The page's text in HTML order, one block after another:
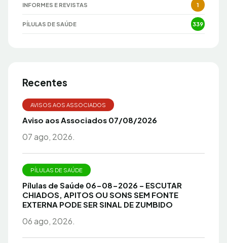
INFORMES E REVISTAS 1
PÍLULAS DE SAÚDE 339
Recentes
AVISOS AOS ASSOCIADOS
Aviso aos Associados 07/08/2026
07 ago, 2026.
PÍLULAS DE SAÚDE
Pílulas de Saúde 06-08-2026 – ESCUTAR
CHIADOS, APITOS OU SONS SEM FONTE
EXTERNA PODE SER SINAL DE ZUMBIDO
06 ago, 2026.